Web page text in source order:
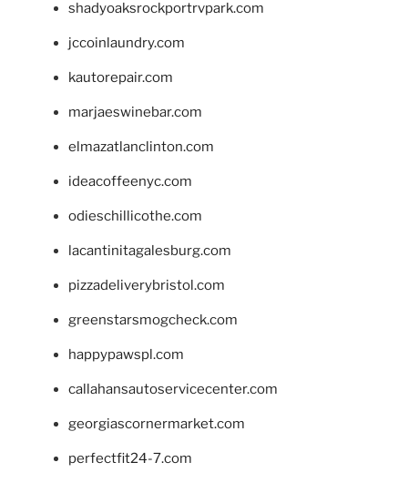
shadyoaksrockportrvpark.com
jccoinlaundry.com
kautorepair.com
marjaeswinebar.com
elmazatlanclinton.com
ideacoffeenyc.com
odieschillicothe.com
lacantinitagalesburg.com
pizzadeliverybristol.com
greenstarsmogcheck.com
happypawspl.com
callahansautoservicecenter.com
georgiascornermarket.com
perfectfit24-7.com